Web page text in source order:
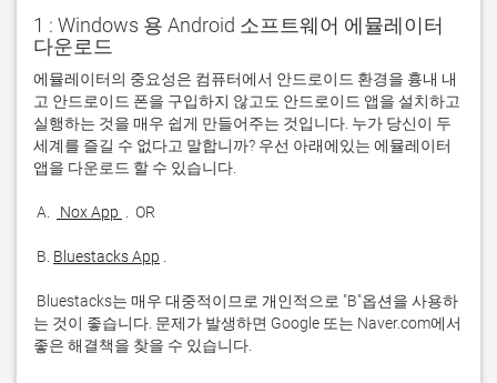
1 : Windows 용 Android 소프트웨어 에뮬레이터
다운로드
에뮬레이터의 중요성은 컴퓨터에서 안드로이드 환경을 흉내 내
고 안드로이드 폰을 구입하지 않고도 안드로이드 앱을 설치하고
실행하는 것을 매우 쉽게 만들어주는 것입니다. 누가 당신이 두
세계를 즐길 수 없다고 말합니까? 우선 아래에있는 에뮬레이터
A. Nox App
B. Bluestacks App
는 것이 좋습니다. 문제가 발생하면 Google 또는 Naver.com에서
좋은 해결책을 찾을 수 있습니다.